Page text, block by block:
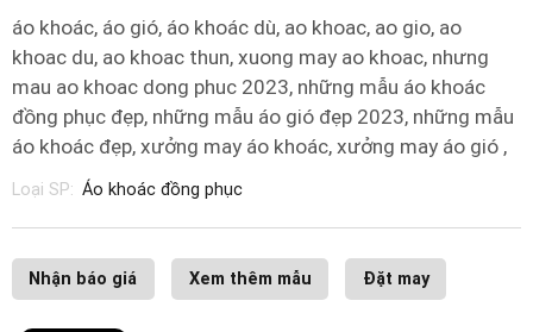
áo khoác, áo gió, áo khoác dù, ao khoac, ao gio, ao
khoac du, ao khoac thun, xuong may ao khoac, nhưng
mau ao khoac dong phuc 2023, những mẫu áo khoác
đồng phục đẹp, những mẫu áo gió đẹp 2023, những mẫu
áo khoác đẹp, xưởng may áo khoác, xưởng may áo gió ,
Loại SP: Áo khoác đồng phục
Nhận báo giá Xem thêm mẫu Đặt may